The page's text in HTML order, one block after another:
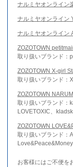
ナルミヤオンライン
ナルミヤオンライン
ナルミヤオンライン
ZOZOTOWN
取り扱いブランド：
ZOZOTOWN X-girl
取り扱いブランド：
ZOZOTOWN
取り扱いブランド：
LOVETOXIC、
ZOZOTOWN
取り扱いブランド：
お客様にはご不便を